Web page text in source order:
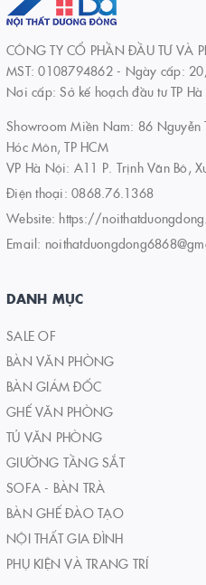
CÔNG TY CỔ PHẦN ĐẦU TƯ VÀ
MST: 0108794862 - Ngày cấp:
Nơi cấp: Sở kế hoạch đầu tư TP
Showroom Miền Nam: 86 Nguyễn
Hóc Môn, TP HCM
VP Hà Nội: A11 P. Trịnh Văn Bô,
Điện thoại: 0868.76.1368
Website: https://
Email:
DANH MỤC
SALE OF
BÀN VĂN PHÒNG
BÀN GIÁM ĐỐC
GHẾ VĂN PHÒNG
TỦ VĂN PHÒNG
GIƯỜNG TẦNG SẮT
SOFA - BÀN TRÀ
BÀN GHẾ ĐÀO TẠO
NỘI THẤT GIA ĐÌNH
PHỤ KIỆN VÀ TRANG TRÍ